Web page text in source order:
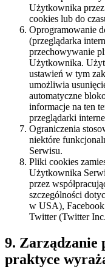
Użytkownika
cookies lub do
Oprogramowanie
(przeglądarka
przechowywanie
Użytkownika.
ustawień w tym
umożliwia
automatyczne
informacje na ten
przeglądarki
Ograniczenia
niektóre
Serwisu.
Pliki cookies
Użytkownika
przez
szczególności
w USA),
Twitter (Twitter
9. Zarządzanie
praktyce